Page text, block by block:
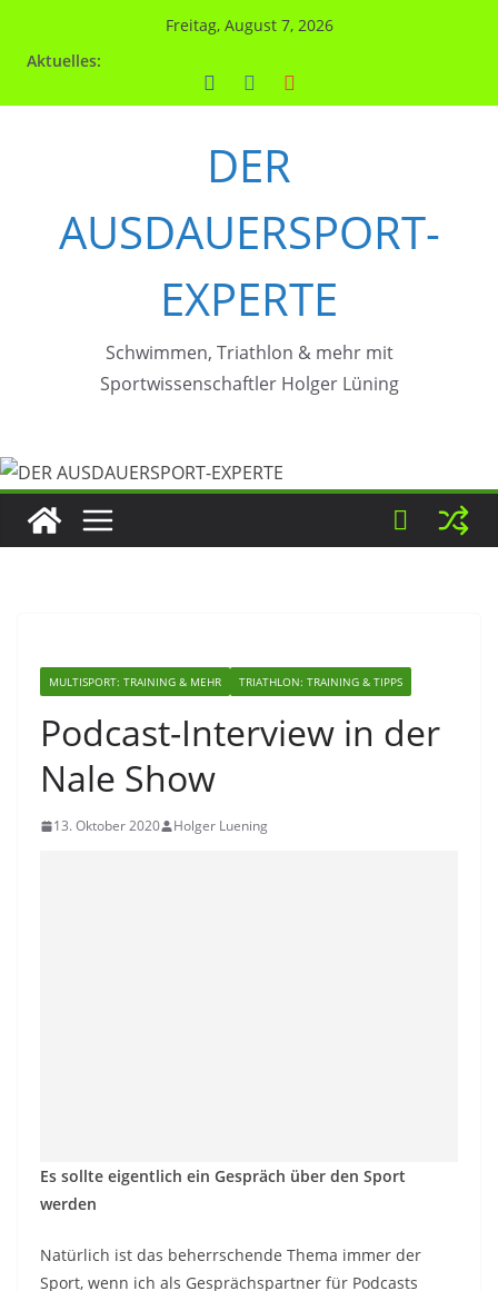
Freitag, August 7, 2026
Aktuelles:
DER
AUSDAUERSPORT-
EXPERTE
Schwimmen, Triathlon & mehr mit
Sportwissenschaftler Holger Lüning
MULTISPORT: TRAINING & MEHR TRIATHLON: TRAINING & TIPPS
Podcast-Interview in der
Nale Show
13. Oktober 2020 Holger Luening
Es sollte eigentlich ein Gespräch über den Sport
werden
Natürlich ist das beherrschende Thema immer der
Sport, wenn ich als Gesprächspartner für Podcasts